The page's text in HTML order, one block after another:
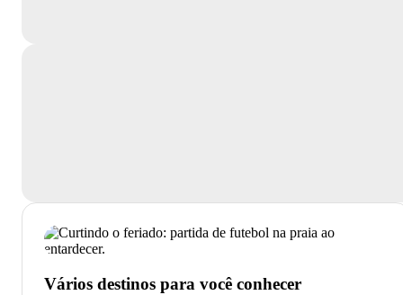
Vários destinos para você conhecer